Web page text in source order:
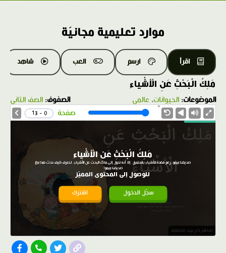
موارد تعليمية مجانيّة
اقرأ ارسم العب شاهد
مَلِكُ الْبَحْثِ عَنِ الْأشْياءِ
الموضوعات: الحيوانات، عالمي الصفوف: الصف الثاني
صفحة 0 - 13
مَلِكُ الْبَحْثِ عَنِ الْأشْياءِ
صديقنا ميمو، رغم فقده للأشياء باستمرار، إلا أنه تحول إلى ملك البحث عن الأشياء، لنعرف كيف حدث هذا مع
صديقنا ميمو!
للوصول إلى المحتوى المميّز
سجّل الدخول اشترك
الناشر: دار بيت الحكمة